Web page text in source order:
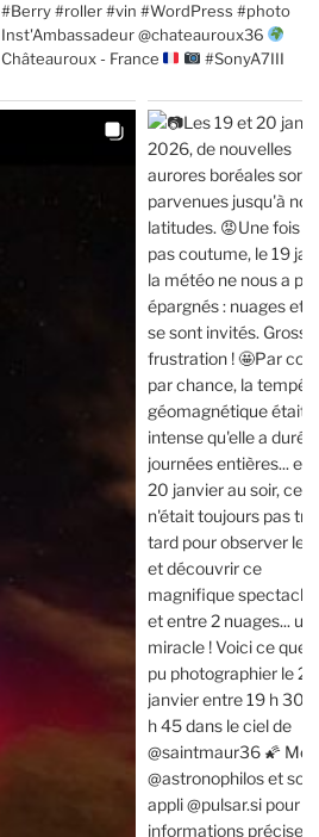
#Berry #roller #vin #WordPress #photo
Inst'Ambassadeur @chateauroux36
Châteauroux - France
#SonyA7III